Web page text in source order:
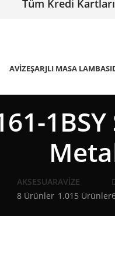
Tüm Kredi
AVIZEŞARJLI MASA LAMBASI
AKSESUAR
8 Ürünler
AVIZE
1.015 Ürünler